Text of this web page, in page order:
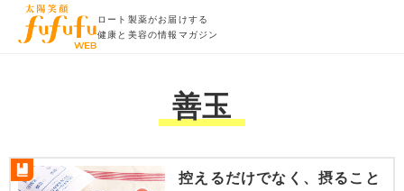
ロート製薬がお届けする
健康と美容の情報マガジン
善玉
控えるだけでなく、摂ること